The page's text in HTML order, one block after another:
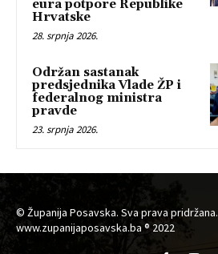
eura potpore Republike
Hrvatske
28. srpnja 2026.
Održan sastanak
predsjednika Vlade ŽP i
federalnog ministra
pravde
23. srpnja 2026.
© Županija Posavska. Sva prava pridržana.
www.zupanijaposavska.ba ® 2022